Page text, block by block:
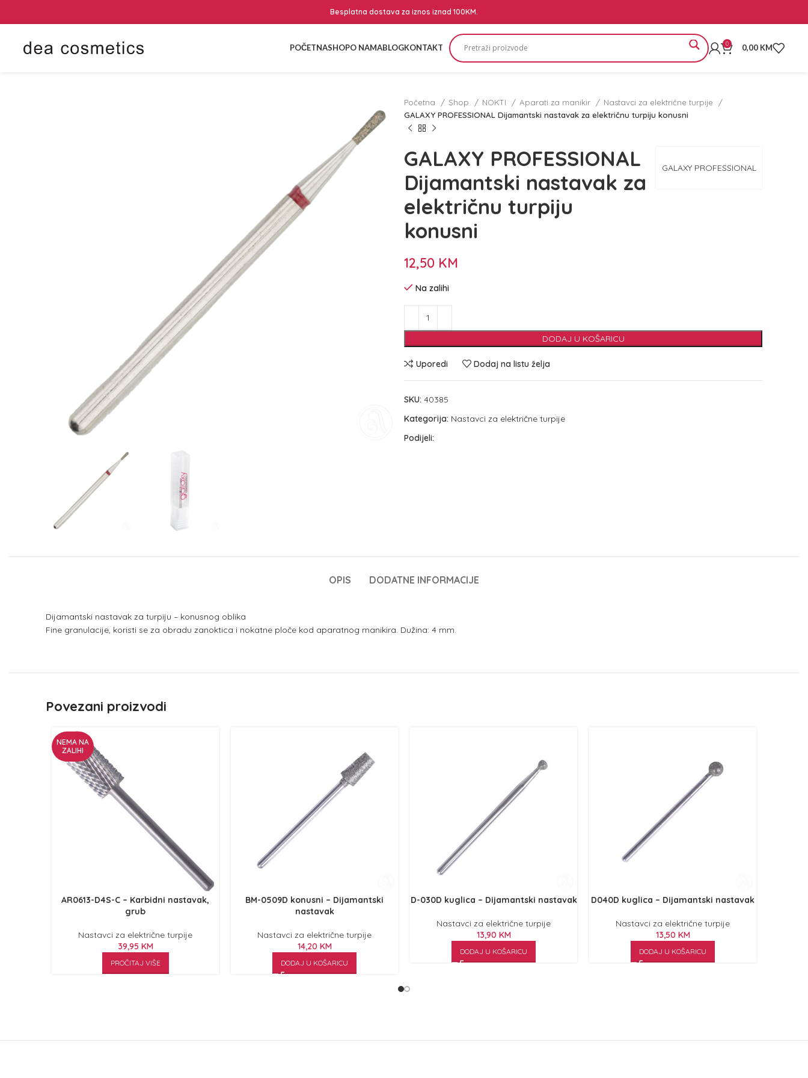
Besplatna dostava za iznos iznad 100KM.
POČETNASHOPO NAMABLOGKONTAKT 0 0,00 KM
Početna Shop NOKTI Aparati za manikir
Nastavci za električne turpije
GALAXY PROFESSIONAL Dijamantski nastavak za električnu turpiju konusni
GALAXY PROFESSIONAL
GALAXY PROFESSIONAL
Dijamantski nastavak za
električnu turpiju
konusni
12,50 KM
Na zalihi
DODAJ U KOŠARICU
Uporedi Dodaj na listu želja
SKU: 40385
Kategorija: Nastavci za električne turpije
Podijeli:
OPIS DODATNE INFORMACIJE
Dijamantski nastavak za turpiju – konusnog oblika
Fine granulacije, koristi se za obradu zanoktica i nokatne ploče kod aparatnog manikira. Dužina: 4 mm.
Povezani proizvodi
NEMA NA
ZALIHI
AR0613-D4S-C – Karbidni nastavak,
grub
Nastavci za električne turpije
39,95 KM
PROČITAJ VIŠE
BM-0509D konusni – Dijamantski
nastavak
Nastavci za električne turpije
14,20 KM
DODAJ U KOŠARICU
D-030D kuglica – Dijamantski nastavak
Nastavci za električne turpije
13,90 KM
DODAJ U KOŠARICU
D040D kuglica – Dijamantski nastavak
Nastavci za električne turpije
13,50 KM
DODAJ U KOŠARICU